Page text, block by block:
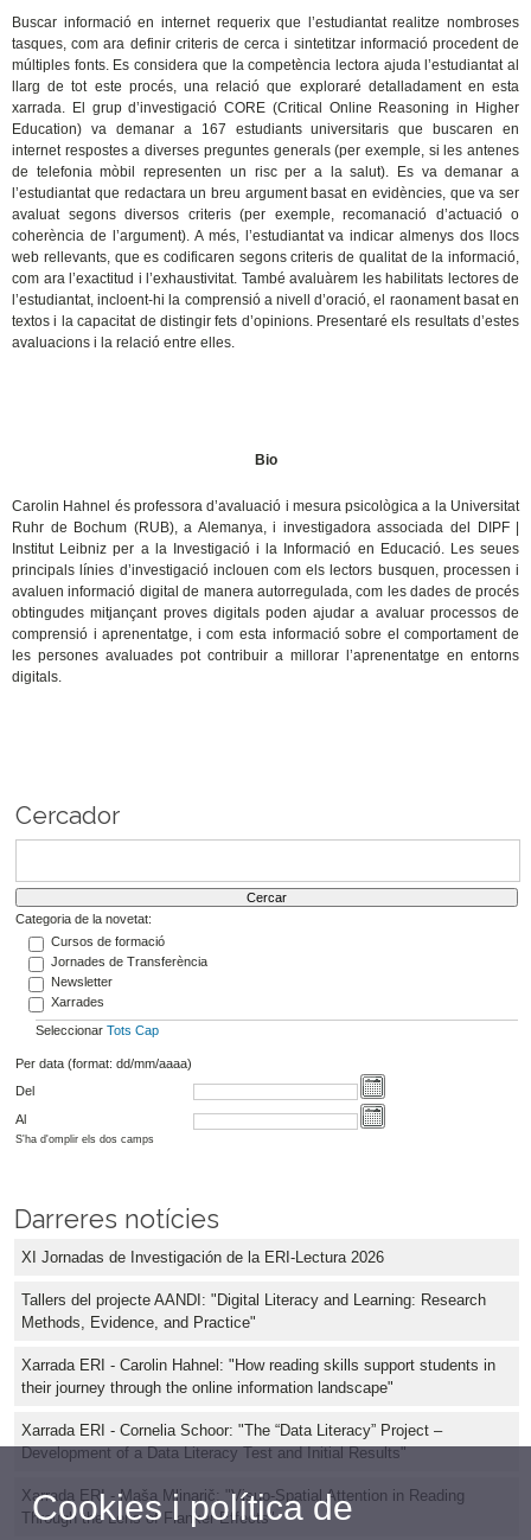
Buscar informació en internet requerix que l’estudiantat realitze nombroses
tasques, com ara definir criteris de cerca i sintetitzar informació procedent de
múltiples fonts. Es considera que la competència lectora ajuda l’estudiantat al
llarg de tot este procés, una relació que exploraré detalladament en esta
xarrada. El grup d’investigació CORE (Critical Online Reasoning in Higher
Education) va demanar a 167 estudiants universitaris que buscaren en
internet respostes a diverses preguntes generals (per exemple, si les antenes
de telefonia mòbil representen un risc per a la salut). Es va demanar a
l’estudiantat que redactara un breu argument basat en evidències, que va ser
avaluat segons diversos criteris (per exemple, recomanació d’actuació o
coherència de l’argument). A més, l’estudiantat va indicar almenys dos llocs
web rellevants, que es codificaren segons criteris de qualitat de la informació,
com ara l’exactitud i l’exhaustivitat. També avaluàrem les habilitats lectores de
l’estudiantat, incloent-hi la comprensió a nivell d’oració, el raonament basat en
textos i la capacitat de distingir fets d’opinions. Presentaré els resultats d’estes
avaluacions i la relació entre elles.
Bio
Carolin Hahnel és professora d’avaluació i mesura psicològica a la Universitat
Ruhr de Bochum (RUB), a Alemanya, i investigadora associada del DIPF |
Institut Leibniz per a la Investigació i la Informació en Educació. Les seues
principals línies d’investigació inclouen com els lectors busquen, processen i
avaluen informació digital de manera autorregulada, com les dades de procés
obtingudes mitjançant proves digitals poden ajudar a avaluar processos de
comprensió i aprenentatge, i com esta informació sobre el comportament de
les persones avaluades pot contribuir a millorar l’aprenentatge en entorns
digitals.
Cercador
Categoria de la novetat:
Cursos de formació
Jornades de Transferència
Newsletter
Xarrades
Seleccionar Tots Cap
Per data (format: dd/mm/aaaa)
Del
Al
S'ha d'omplir els dos camps
Darreres notícies
XI Jornadas de Investigación de la ERI-Lectura 2026
Tallers del projecte AANDI: "Digital Literacy and Learning: Research
Methods, Evidence, and Practice"
Xarrada ERI - Carolin Hahnel: "How reading skills support students in
their journey through the online information landscape"
Xarrada ERI - Cornelia Schoor: "The “Data Literacy” Project –
Development of a Data Literacy Test and Initial Results"
Xarrada ERI - Maša Mlinarič: "Visuo-Spatial Attention in Reading
Through the Lens of Flanker Effects"
Cookies i política de